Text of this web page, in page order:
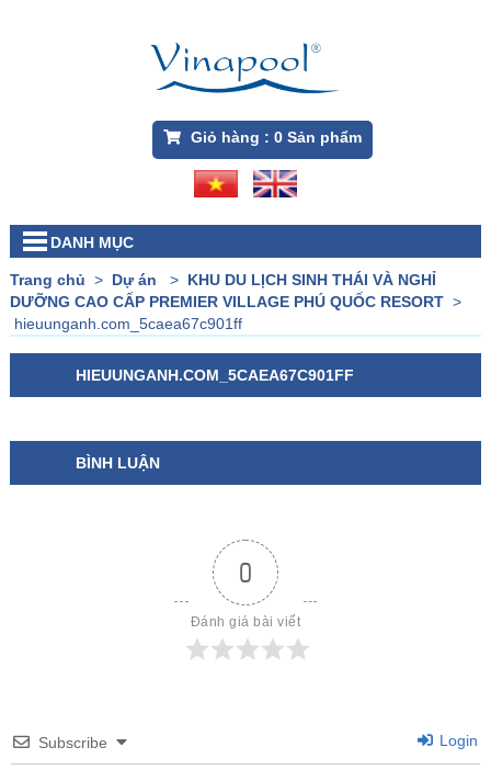
Giỏ hàng : 0Sản phẩm
DANH MỤC
Trang chủ > Dự án > KHU DU LỊCH SINH THÁI VÀ NGHỈ
DƯỠNG CAO CẤP PREMIER VILLAGE PHÚ QUỐC RESORT>
hieuunganh.com_5caea67c901ff
HIEUUNGANH.COM_5CAEA67C901FF
BÌNH LUẬN
0
Đánh giá bài viết
Subscribe Login